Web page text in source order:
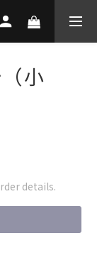
小
details.